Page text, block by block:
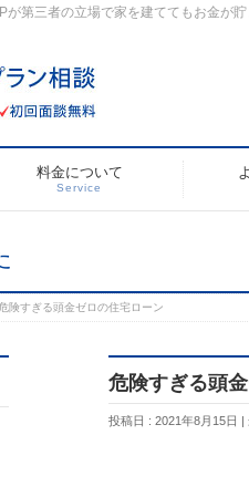
第三者の立場で家を建ててもお金が
料金について
Service
険すぎる頭金ゼロの住宅ローン
危険すぎる頭
投稿日 : 2021年8月15日